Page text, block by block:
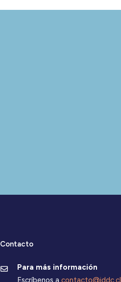
Contacto
Para más información
Escríbenos a contacto@iddc.cl